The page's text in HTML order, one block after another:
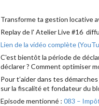
Transforme ta gestion locative
Replay de l' Atelier Live #16
Lien de la vidéo complète
C'est bientôt la période de
déclarer ? Comment optimiser
Pour t’aider dans tes
sur la fiscalité et fondateur du
Episode mentionné : 083 –